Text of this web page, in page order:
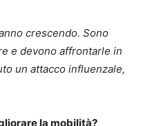
crescendo. Sono
e devono affrontarle in
un attacco influenzale,
la mobilità?